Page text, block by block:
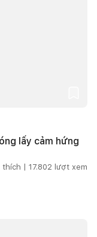
lấy cảm hứng
| 17.802 lượt xem